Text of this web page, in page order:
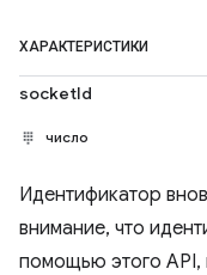
ХАРАКТЕРИСТИКИ
socketId
число
Идентификатор
внимание, что
помощью этого API,